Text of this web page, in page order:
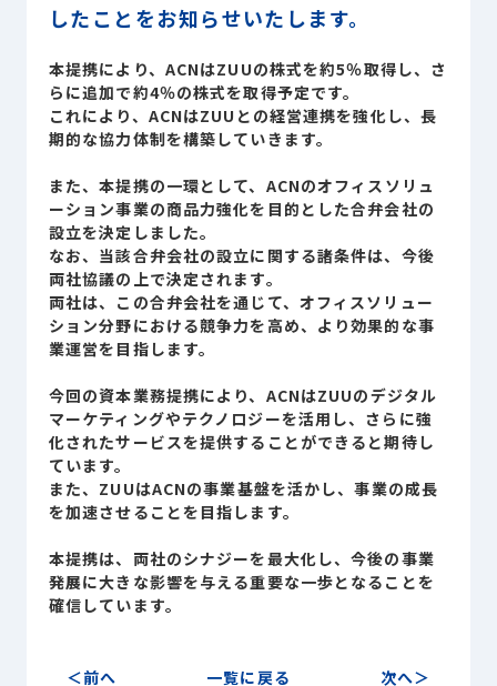
Recruit
person お客様専用サイト
group 商談中のお客様
mail お問い合わせ
公式SNS
プライバシーポリシー
© ACN Inc.
したことをお知らせいたします。
本提携により、ACNはZUUの株式を約5％取得し、さ
らに追加で約4％の株式を取得予定です。
これにより、ACNはZUUとの経営連携を強化し、長
期的な協力体制を構築していきます。
また、本提携の一環として、ACNのオフィスソリュ
ーション事業の商品力強化を目的とした合弁会社の
設立を決定しました。
なお、当該合弁会社の設立に関する諸条件は、今後
両社協議の上で決定されます。
両社は、この合弁会社を通じて、オフィスソリュー
ション分野における競争力を高め、より効果的な事
業運営を目指します。
今回の資本業務提携により、ACNはZUUのデジタル
マーケティングやテクノロジーを活用し、さらに強
化されたサービスを提供することができると期待し
ています。
また、ZUUはACNの事業基盤を活かし、事業の成長
を加速させることを目指します。
本提携は、両社のシナジーを最大化し、今後の事業
発展に大きな影響を与える重要な一歩となることを
確信しています。
前へ 一覧に戻る 次へ